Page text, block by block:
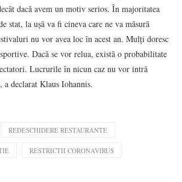
dacă avem un motiv serios. În majoritatea
stat, la ușă va fi cineva care ne va măsură
nu vor avea loc în acest an. Mulți doresc
Dacă se vor relua, există o probabilitate
Lucrurile în nicun caz nu vor intră
a declarat Klaus Iohannis.
REDESCHIDERE RESTAURANTE
RESTRICTII CORONAVIRUS